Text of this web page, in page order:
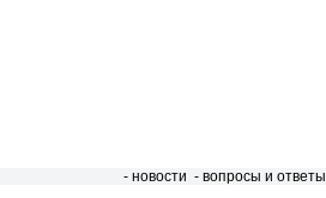
- новости - вопросы и ответы